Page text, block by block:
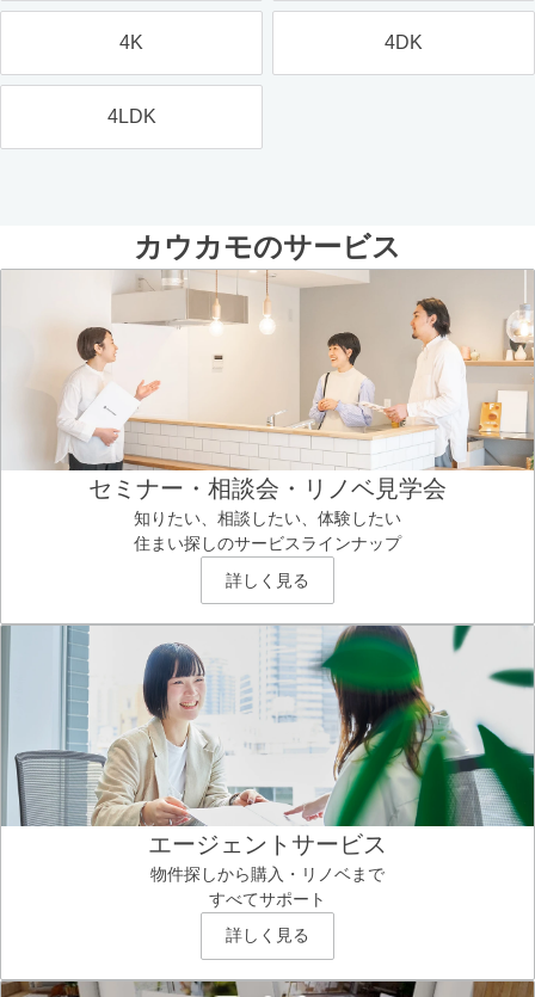
4K 4DK
4LDK
カウカモのサービス
セミナー・相談会・リノベ見学会
知りたい、相談したい、体験したい
住まい探しのサービスラインナップ
詳しく見る
エージェントサービス
物件探しから購入・リノベまで
すべてサポート
詳しく見る